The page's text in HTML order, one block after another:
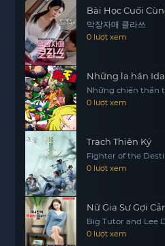
bạn sâu sắc, đã phải đứng
thế lực tàn ác đang đe dọa
thế giới họ đang sống.
Khi những bí mật dần được
quá khứ không chỉ ảnh
còn có thể định hình tương
mà họ đưa ra sẽ không chỉ
mà còn đến cả các thế hệ
Trần Tình Lệnh không chỉ
tình bạn và lòng trung
trình khám phá bản thân và
sáng của những bí mật, hai
cách để vượt qua những
đứng vững trước những kẻ
Bài Học Cuối
막장자매 클라쓰
0 lượt xem
Những la hán
Những chiến thần
Sedai no Idaten-
0 lượt xem
Trạch Thiên Ký
Fighter of the
0 lượt xem
Nữ Gia Sư Gợi
Big Tutor and Lee
0 lượt xem